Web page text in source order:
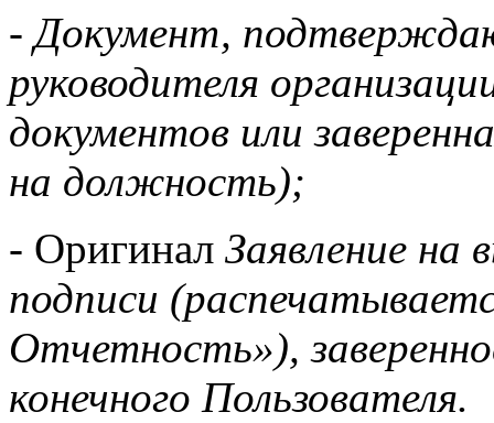
- Документ,
руководителя
документов или
на должность);
- Оригинал Заявление на
подписи
Отчетность»),
конечного Пользователя.